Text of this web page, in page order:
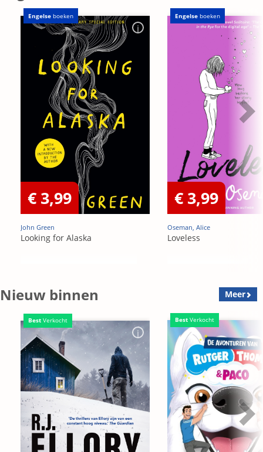
Engelse boeken
€ 3,99
John Green
Looking for Alaska
Engelse boeken
€ 3,99
Oseman, Alice
Loveless
Nieuw binnen Meer
Best Verkocht Best Verkocht